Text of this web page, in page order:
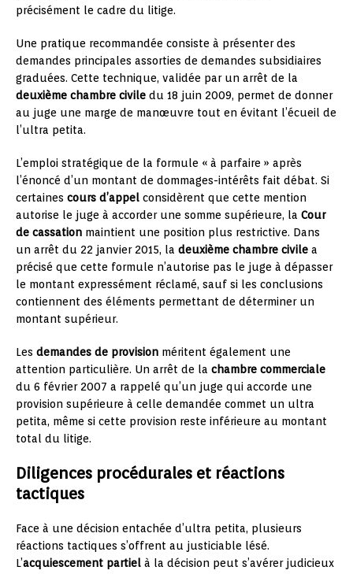
précisément le cadre du litige.
Une pratique recommandée consiste à présenter des
demandes principales assorties de demandes subsidiaires
graduées. Cette technique, validée par un arrêt de la
deuxième chambre civile du 18 juin 2009, permet de donner
au juge une marge de manœuvre tout en évitant l’écueil de
l’ultra petita.
L’emploi stratégique de la formule « à parfaire » après
l’énoncé d’un montant de dommages-intérêts fait débat. Si
certaines cours d’appel considèrent que cette mention
autorise le juge à accorder une somme supérieure, la Cour
de cassation maintient une position plus restrictive. Dans
un arrêt du 22 janvier 2015, la deuxième chambre civile a
précisé que cette formule n’autorise pas le juge à dépasser
le montant expressément réclamé, sauf si les conclusions
contiennent des éléments permettant de déterminer un
montant supérieur.
Les demandes de provision méritent également une
attention particulière. Un arrêt de la chambre commerciale
du 6 février 2007 a rappelé qu’un juge qui accorde une
provision supérieure à celle demandée commet un ultra
petita, même si cette provision reste inférieure au montant
total du litige.
Diligences procédurales et réactions
tactiques
Face à une décision entachée d’ultra petita, plusieurs
réactions tactiques s’offrent au justiciable lésé.
L’acquiescement partiel à la décision peut s’avérer judicieux